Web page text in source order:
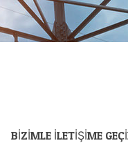
BİZİMLE İLETİŞİME